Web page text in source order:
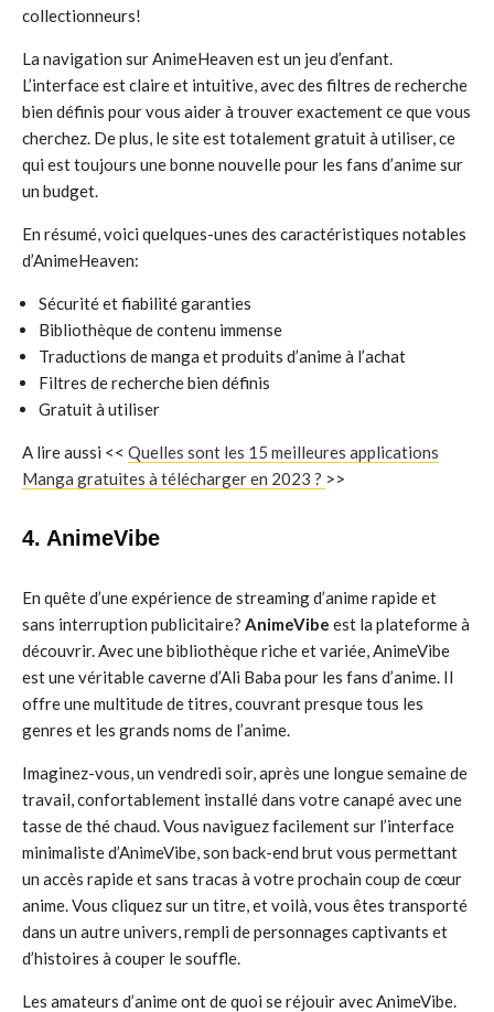
collectionneurs!
La navigation sur AnimeHeaven est un jeu d’enfant.
L’interface est claire et intuitive, avec des filtres de recherche
bien définis pour vous aider à trouver exactement ce que vous
cherchez. De plus, le site est totalement gratuit à utiliser, ce
qui est toujours une bonne nouvelle pour les fans d’anime sur
un budget.
En résumé, voici quelques-unes des caractéristiques notables
d’AnimeHeaven:
Sécurité et fiabilité garanties
Bibliothèque de contenu immense
Traductions de manga et produits d’anime à l’achat
Filtres de recherche bien définis
Gratuit à utiliser
A lire aussi << Quelles sont les 15 meilleures applications
Manga gratuites à télécharger en 2023 ? >>
4. AnimeVibe
En quête d’une expérience de streaming d’anime rapide et
sans interruption publicitaire? AnimeVibe est la plateforme à
découvrir. Avec une bibliothèque riche et variée, AnimeVibe
est une véritable caverne d’Ali Baba pour les fans d’anime. Il
offre une multitude de titres, couvrant presque tous les
genres et les grands noms de l’anime.
Imaginez-vous, un vendredi soir, après une longue semaine de
travail, confortablement installé dans votre canapé avec une
tasse de thé chaud. Vous naviguez facilement sur l’interface
minimaliste d’AnimeVibe, son back-end brut vous permettant
un accès rapide et sans tracas à votre prochain coup de cœur
anime. Vous cliquez sur un titre, et voilà, vous êtes transporté
dans un autre univers, rempli de personnages captivants et
d’histoires à couper le souffle.
Les amateurs d’anime ont de quoi se réjouir avec AnimeVibe.